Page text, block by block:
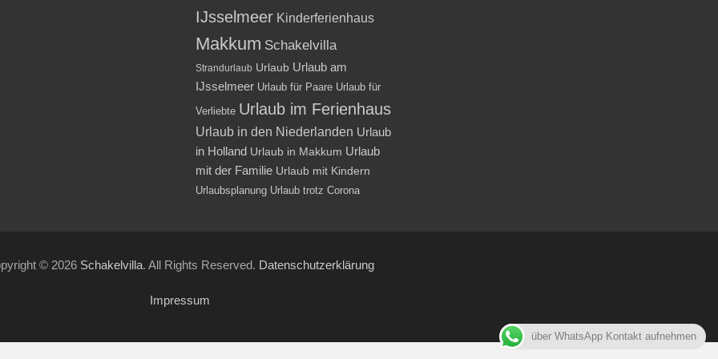
IJsselmeer Kinderferienhaus
Makkum Schakelvilla
Strandurlaub Urlaub Urlaub am
IJsselmeer Urlaub für Paare Urlaub für
Verliebte Urlaub im Ferienhaus
Urlaub in den Niederlanden Urlaub
in Holland Urlaub in Makkum Urlaub
mit der Familie Urlaub mit Kindern
Urlaubsplanung Urlaub trotz Corona
© 2026 Schakelvilla. All Rights Reserved. Datenschutzerklärung
Impressum
über WhatsApp Kontakt aufnehmen